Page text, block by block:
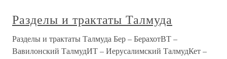
Разделы и трактаты Талмуда
Разделы и трактаты Талмуда Бер – БерахотВТ –
Вавилонский ТалмудИТ – Иерусалимский ТалмудКет –